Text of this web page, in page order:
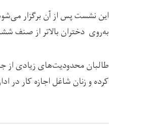
این نشست پس از آن برگزار
به‌روی دختران بالاتر از صنف
طالبان محدودیت‌های زیادی از
کرده و زنان شاغل اجازه کار در